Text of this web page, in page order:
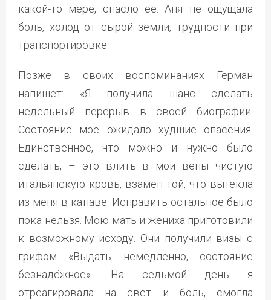
какой-то мере, спасло её. Аня не ощущала
боль, холод от сырой земли, трудности при
транспортировке.
Позже в своих воспоминаниях Герман
напишет: «Я получила шанс сделать
недельный перерыв в своей биографии.
Состояние моё ожидало худшие опасения.
Единственное, что можно и нужно было
сделать, – это влить в мои вены чистую
итальянскую кровь, взамен той, что вытекла
из меня в канаве. Исправить остальное было
пока нельзя. Мою мать и жениха приготовили
к возможному исходу. Они получили визы с
грифом «Выдать немедленно, состояние
безнадёжное». На седьмой день я
отреагировала на свет и боль, смогла